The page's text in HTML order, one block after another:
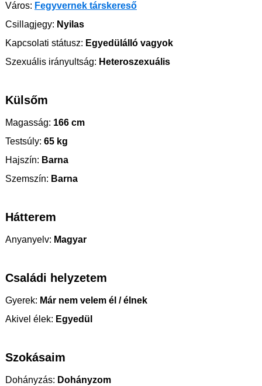
Város: Fegyvernek társkereső
Csillagjegy: Nyilas
Kapcsolati státusz: Egyedülálló vagyok
Szexuális irányultság: Heteroszexuális
Külsőm
Magasság: 166 cm
Testsúly: 65 kg
Hajszín: Barna
Szemszín: Barna
Hátterem
Anyanyelv: Magyar
Családi helyzetem
Gyerek: Már nem velem él / élnek
Akivel élek: Egyedül
Szokásaim
Dohányzás: Dohányzom